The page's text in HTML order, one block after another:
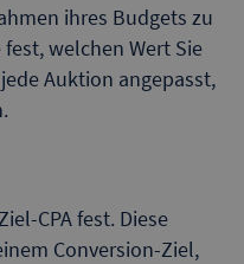
ihres Budgets zu
welchen Wert Sie
Auktion angepasst,
CPA fest. Diese
Conversion-Ziel,